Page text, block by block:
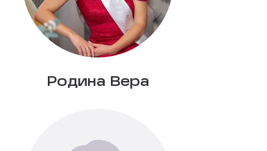
Родина Вера